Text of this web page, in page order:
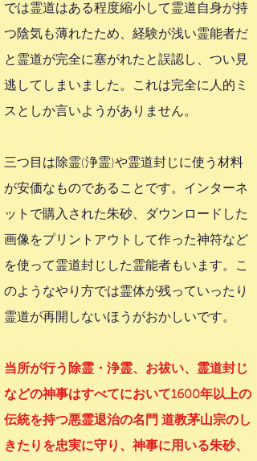
では霊道はある程度縮小して霊道自身が持
つ陰気も薄れたため、経験が浅い霊能者だ
と霊道が完全に塞がれたと誤認し、つい見
逃してしまいました。これは完全に人的ミ
スとしか言いようがありません。
三つ目は除霊(浄霊)や霊道封じに使う材料
が安価なものであることです。インターネ
ットで購入された朱砂、ダウンロードした
画像をプリントアウトして作った神符など
を使って霊道封じした霊能者もいます。こ
のようなやり方では霊体が残っていったり
霊道が再開しないほうがおかしいです。
当所が行う除霊・浄霊、お祓い、霊道封じ
などの神事はすべてにおいて1600年以上の
伝統を持つ悪霊退治の名門 道教茅山宗のし
きたりを忠実に守り、神事に用いる朱砂、